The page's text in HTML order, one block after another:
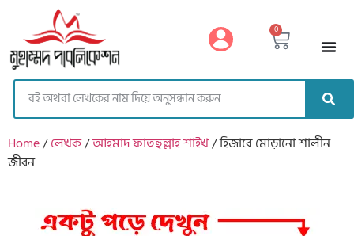
https://muhammadpublication.com/
0
Home/লেখক/আহমাদ ফাতহুল্লাহ শাইখ/ হিজাবে মোড়ানো শালীন
জীবন